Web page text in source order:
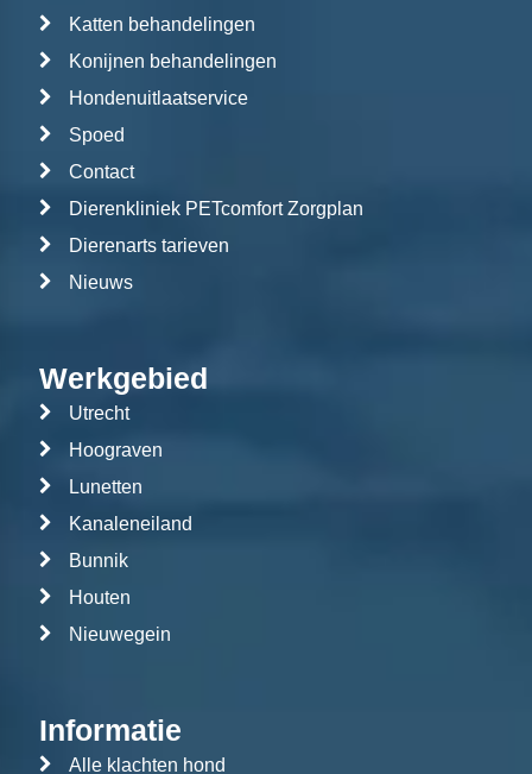
Katten behandelingen
Konijnen behandelingen
Hondenuitlaatservice
Spoed
Contact
Dierenkliniek PETcomfort Zorgplan
Dierenarts tarieven
Nieuws
Werkgebied
Utrecht
Hoograven
Lunetten
Kanaleneiland
Bunnik
Houten
Nieuwegein
Informatie
Alle klachten hond